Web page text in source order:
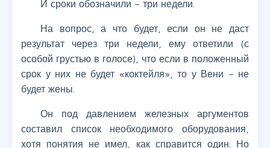
И сроки обозначили – три недели.
На вопрос, а что будет, если он не даст
результат через три недели, ему ответили (с
особой грустью в голосе), что если в положенный
срок у них не будет «коктейля», то у Вени – не
будет жены.
Он под давлением железных аргументов
составил список необходимого оборудования,
хотя понятия не имел, как справится один. Но